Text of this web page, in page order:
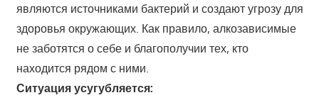
являются источниками бактерий и создают угрозу для
здоровья окружающих. Как правило, алкозависимые
не заботятся о себе и благополучии тех, кто
находится рядом с ними.
Ситуация усугубляется: